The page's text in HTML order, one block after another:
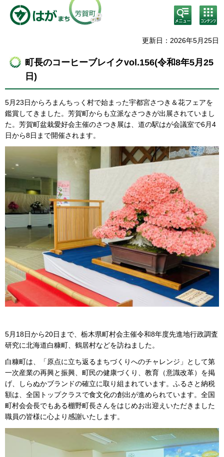
検
索・
メニ
コン
テン
ニュ
更新日：2026年5月25日
町長のコーヒーブレイクvol.156(令和8年5月25
日)
5月23日からろまんちっく村で始まった宇都宮さつき＆花フェアを
鑑賞してきました。芳賀町からも立派なさつきが出展されていまし
た。芳賀町盆栽愛好会主催のさつき展は、道の駅はが会議室で6月4
日から8日まで開催されます。
5月18日から20日まで、栃木県町村会主催令和8年度先進地行政調査
研究に北海道白糠町、鶴居村などを訪ねました。
白糠町は、「原点に立ち返るまちづくりへのチャレンジ」として第
一次産業の再興と振興、町民の健康づくり、教育（意識改革）を掲
げ、しらぬかブランドの確立に取り組まれています。ふるさと納税
額は、全国トップクラスで食文化の創出が進められています。全国
町村会会長でもある棚野町長さんをはじめお出迎えいただきました
職員の皆様に心より感謝いたします。